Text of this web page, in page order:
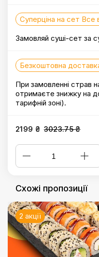
Суперціна на сет Все
Замовляй суші-сет за
Безкоштовна
При замовленні страв
отримаєте знижку на
тарифній зоні).
2199 ₴ 3023.75 ₴
Схожі пропозиції
2 акції